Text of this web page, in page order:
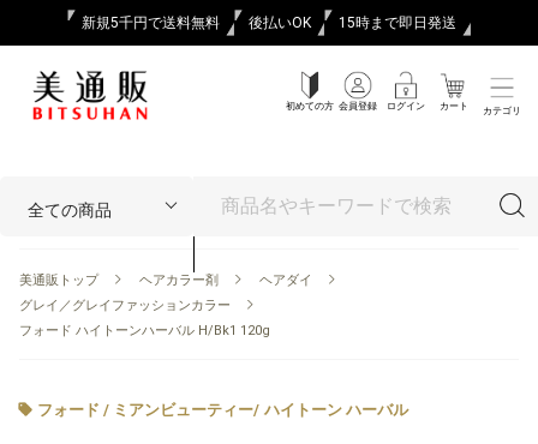
新規5千円で送料無料 後払いOK 15時まで即日発送
初めての方 会員登録 ログイン カート カテゴリ
美通販トップ ヘアカラー剤
ヘアダイ
グレイ／グレイファッションカラー
フォード ハイトーンハーバル H/Bk1 120g
フォード / ミアンビューティー/ ハイトーン ハーバル